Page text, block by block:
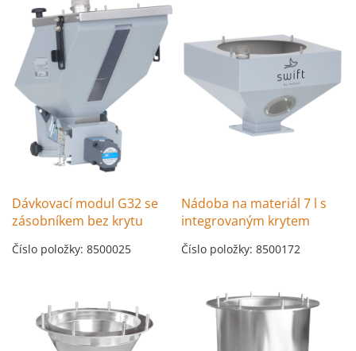
Dávkovací modul G32 se
zásobníkem bez krytu
Číslo položky: 8500025
Nádoba na materiál 7 l s
integrovaným krytem
Číslo položky: 8500172